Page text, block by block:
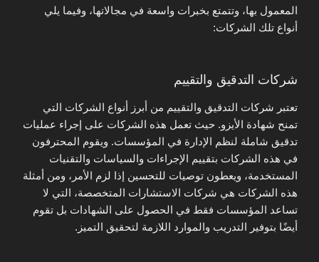
المعمول بها، وتتمتع بخبرات واسعة في مجالاتها، وفيما يلي
أنواع تلك الشركات:
شركات التدقيق والتقييم
تعتبر شركات التدقيق والتقييم من أبرز أنواع الشركات التي
تمنح شهادة الأيزو. حيث تعمل هذه الشركات على إجراء عمليات
تدقيق شاملة لنظم الإدارة في المؤسسات. ويقوم المحترفون
في هذه الشركات بتقييم الإجراءات والسياسات والتقنيات
المستخدمة، ويعطون توصيات للتحسين إذا لزم الأمر، ومن أمثلة
هذه الشركات هي شركات الاستشارات المتخصصة، التي لا
تساعد المؤسسات فقط في الحصول على الشهادات بل تقوم
أيضًا بتوفير التدريب والموارد اللازمة لتحقيق التميز.